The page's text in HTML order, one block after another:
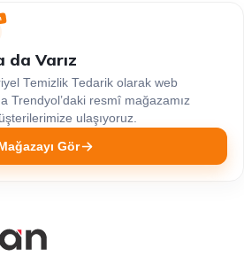
da Varız
Temizlik Tedarik olarak web
Trendyol’daki resmî mağazamız
ulaşıyoruz.
Gör